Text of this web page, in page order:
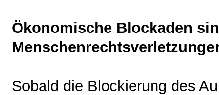
Ökonomische Blockaden
Sobald die Blockierung des